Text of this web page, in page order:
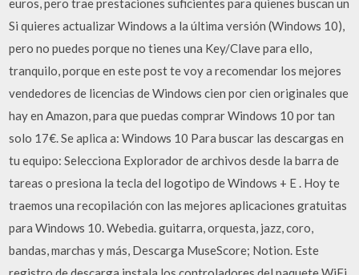
euros, pero trae prestaciones suficientes para quienes buscan un
Si quieres actualizar Windows a la última versión (Windows 10),
pero no puedes porque no tienes una Key/Clave para ello,
tranquilo, porque en este post te voy a recomendar los mejores
vendedores de licencias de Windows cien por cien originales que
hay en Amazon, para que puedas comprar Windows 10 por tan
solo 17€. Se aplica a: Windows 10 Para buscar las descargas en
tu equipo: Selecciona Explorador de archivos desde la barra de
tareas o presiona la tecla del logotipo de Windows + E . Hoy te
traemos una recopilación con las mejores aplicaciones gratuitas
para Windows 10. Webedia. guitarra, orquesta, jazz, coro,
bandas, marchas y más, Descarga MuseScore; Notion. Este